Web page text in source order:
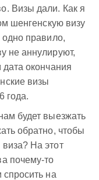
Визы дали. Как я
шенгенскую визу
одно правило,
не аннулируют,
окончания
визы
года.
будет выезжать
обратно, чтобы
На этот
почему-то
спросить на